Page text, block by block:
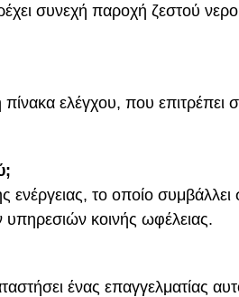
συνεχή παροχή ζεστού
ελέγχου, που επιτρέπει
το οποίο συμβάλλει
υπηρεσιών κοινής ωφέλειας.
ένας επαγγελματίας